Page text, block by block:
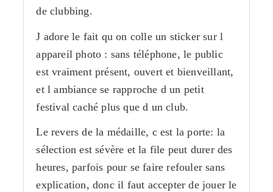
de clubbing.
J adore le fait qu on colle un sticker sur l
appareil photo : sans téléphone, le public
est vraiment présent, ouvert et bienveillant,
et l ambiance se rapproche d un petit
festival caché plus que d un club.
Le revers de la médaille, c est la porte: la
sélection est sévère et la file peut durer des
heures, parfois pour se faire refouler sans
explication, donc il faut accepter de jouer le